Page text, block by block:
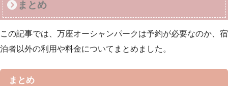
まとめ
この記事では、万座オーシャンパークは予約が必要なのか、宿
泊者以外の利用や料金についてまとめました。
まとめ